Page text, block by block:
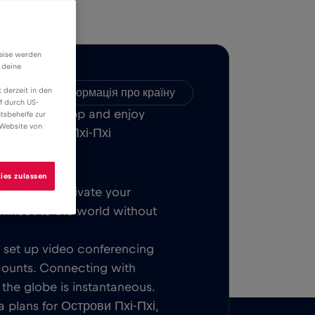
Інформація про країну
MOBILE App and enjoy
Острови Пхі-Пхі
you activate your
to the world without
up video conferencing
Connecting with
globe is instantaneous.
for Острови Пхі-Пхі,
werden
deine
derzeit in den
durch US-
zur
von
zulassen